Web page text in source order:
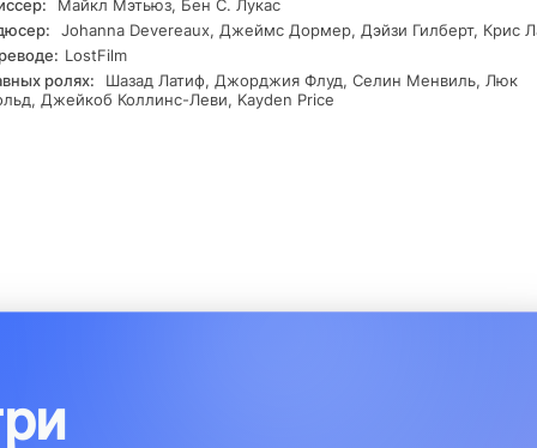
В этот момент витает чувство тревоги, и никто не
доверять. Каждый из них оказывается в ловушке, где время
против них, и им необходимо решить, как выбраться из
ситуации.
Майкл Мэтьюз, Бен С. Лукас
Johanna Devereaux, Джеймс Дормер, Дэйзи Гилберт, Крис
LostFilm
ролях:
Шазад Латиф, Джорджия Флуд, Селин Менвиль, Люк
Джейкоб Коллинс-Леви, Kayden Price